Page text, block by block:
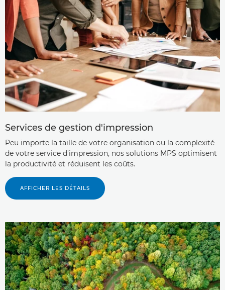
Services de gestion d'impression
Peu importe la taille de votre organisation ou la complexité
de votre service d'impression, nos solutions MPS optimisent
la productivité et réduisent les coûts.
AFFICHER LES DÉTAILS